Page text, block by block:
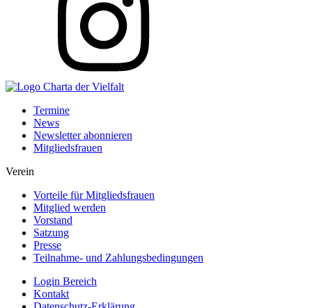
Termine
News
Newsletter abonnieren
Mitgliedsfrauen
Verein
Vorteile für Mitgliedsfrauen
Mitglied werden
Vorstand
Satzung
Presse
Teilnahme- und Zahlungsbedingungen
Login Bereich
Kontakt